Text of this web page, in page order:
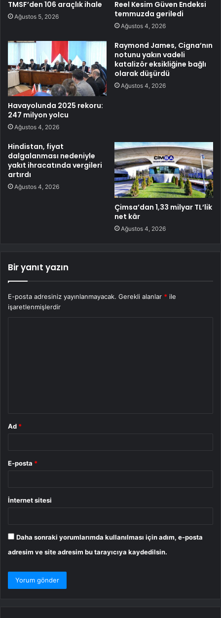
TMSF’den 106 araçlık ihale
Ağustos 5, 2026
Reel Kesim Güven Endeksi
temmuzda geriledi
Ağustos 4, 2026
Havayolunda 2025 rekoru:
247 milyon yolcu
Ağustos 4, 2026
Raymond James, Cigna’nın
notunu yakın vadeli
katalizör eksikliğine bağlı
olarak düşürdü
Ağustos 4, 2026
Hindistan, fiyat
dalgalanması nedeniyle
yakıt ihracatında vergileri
artırdı
Ağustos 4, 2026
Çimsa’dan 1,33 milyar TL’lik
net kâr
Ağustos 4, 2026
Bir yanıt yazın
E-posta adresiniz yayınlanmayacak. Gerekli alanlar * ile
işaretlenmişlerdir
Ad *
E-posta *
İnternet sitesi
Daha sonraki yorumlarımda kullanılması için adım, e-posta
adresim ve site adresim bu tarayıcıya kaydedilsin.